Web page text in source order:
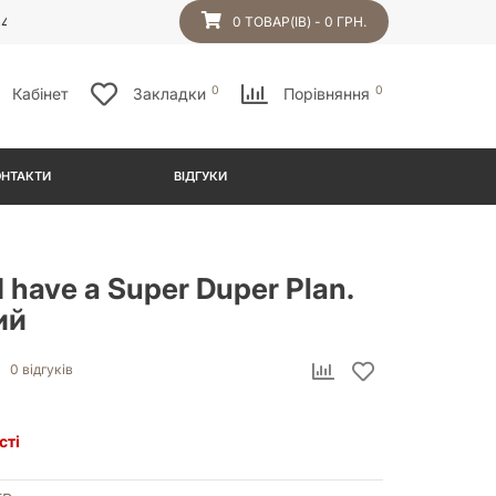
0 ТОВАР(ІВ) - 0 ГРН.
Кабінет Закладки 0 Порівняння 0
ВІДГУКИ
have a Super Duper Plan.
0 відгуків